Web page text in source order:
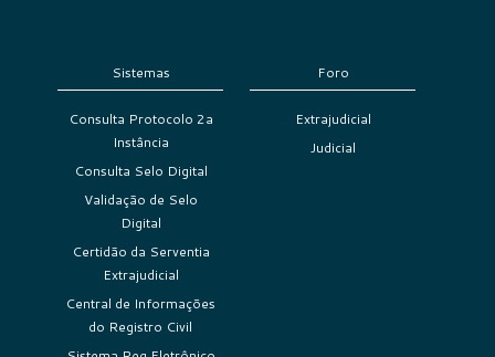
Sistemas
Consulta Protocolo 2a
Instância
Consulta Selo Digital
Validação de Selo
Digital
Certidão da Serventia
Extrajudicial
Central de Informações
do Registro Civil
Foro
Extrajudicial
Judicial